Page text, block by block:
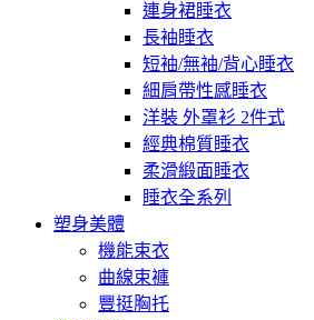
連身裙睡衣
長袖睡衣
短袖/無袖/背心睡衣
細肩帶性感睡衣
洋裝 外罩衫 2件式
經典棉質睡衣
柔滑緞面睡衣
睡衣全系列
塑身美體
機能束衣
曲線束褲
豐挺胸托